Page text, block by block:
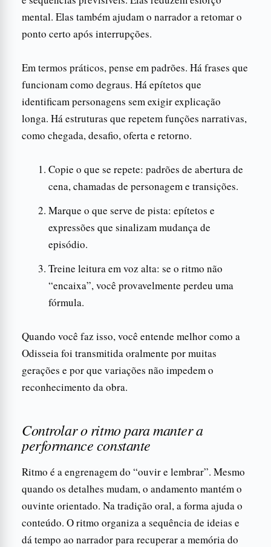
mental. Elas também ajudam o narrador a retomar o
ponto certo após interrupções.
Em termos práticos, pense em padrões. Há frases que
funcionam como degraus. Há epítetos que
identificam personagens sem exigir explicação
longa. Há estruturas que repetem funções narrativas,
como chegada, desafio, oferta e retorno.
Copie o que se repete: padrões de abertura de
cena, chamadas de personagem e transições.
Marque o que serve de pista: epítetos e
expressões que sinalizam mudança de
episódio.
Treine leitura em voz alta: se o ritmo não
“encaixa”, você provavelmente perdeu uma
fórmula.
Quando você faz isso, você entende melhor como a
Odisseia foi transmitida oralmente por muitas
gerações e por que variações não impedem o
reconhecimento da obra.
Controlar o ritmo para manter a
performance constante
Ritmo é a engrenagem do “ouvir e lembrar”. Mesmo
quando os detalhes mudam, o andamento mantém o
ouvinte orientado. Na tradição oral, a forma ajuda o
conteúdo. O ritmo organiza a sequência de ideias e
dá tempo ao narrador para recuperar a memória do